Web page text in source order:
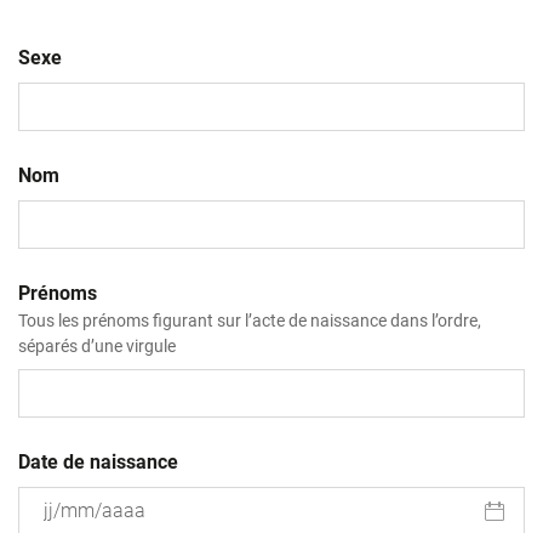
Sexe
Nom
Prénoms
Tous les prénoms figurant sur l’acte de naissance dans l’ordre,
séparés d’une virgule
Date de naissance